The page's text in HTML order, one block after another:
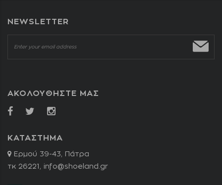
NEWSLETTER
ΑΚΟΛΟΥΘΗΣΤΕ ΜΑΣ
ΚΑΤΑΣΤΗΜΑ
Ερμού 39-43, Πάτρα
τκ 26221, info@shoeland.gr